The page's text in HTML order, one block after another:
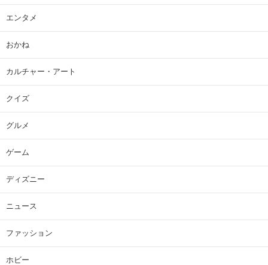
エンタメ
おかね
カルチャー・アート
クイズ
グルメ
ゲーム
ディズニー
ニュース
ファッション
ホビー